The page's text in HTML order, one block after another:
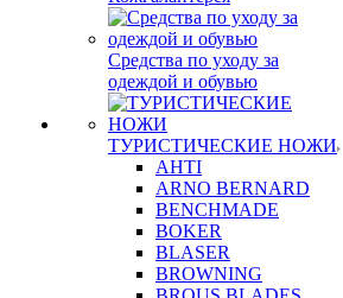
Средства по уходу за
одеждой и обувью
ТУРИСТИЧЕСКИЕ НОЖИ
AHTI
ARNO BERNARD
BENCHMADE
BOKER
BLASER
BROWNING